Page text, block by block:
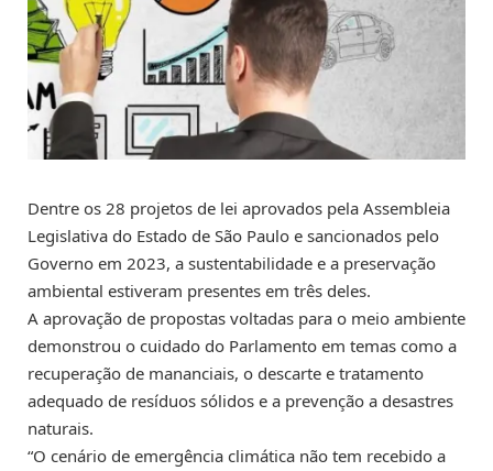
Dentre os 28 projetos de lei aprovados pela Assembleia
Legislativa do Estado de São Paulo e sancionados pelo
Governo em 2023, a sustentabilidade e a preservação
ambiental estiveram presentes em três deles.
A aprovação de propostas voltadas para o meio ambiente
demonstrou o cuidado do Parlamento em temas como a
recuperação de mananciais, o descarte e tratamento
adequado de resíduos sólidos e a prevenção a desastres
naturais.
“O cenário de emergência climática não tem recebido a